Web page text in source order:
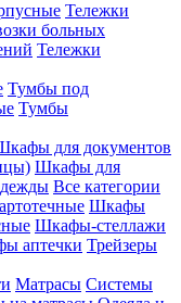
Тележки
больных
Тележки
Тумбы под
Тумбы
для документов
Шкафы для
Все категории
Шкафы
Шкафы-стеллажи
аптечки Трейзеры
Матрасы Системы